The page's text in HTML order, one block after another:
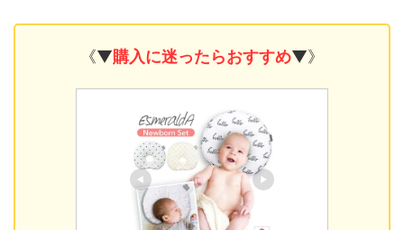
《▼購入に迷ったらおすすめ▼》